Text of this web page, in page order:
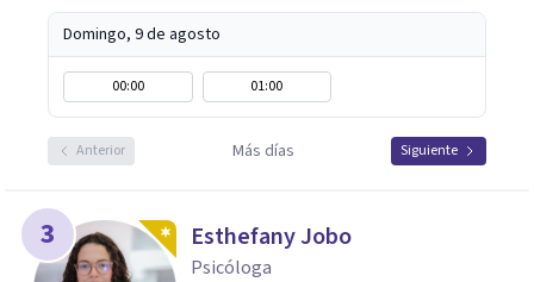
Domingo, 9 de agosto
00:00 01:00
Anterior Más días Siguiente
3 Esthefany Jobo
Psicóloga